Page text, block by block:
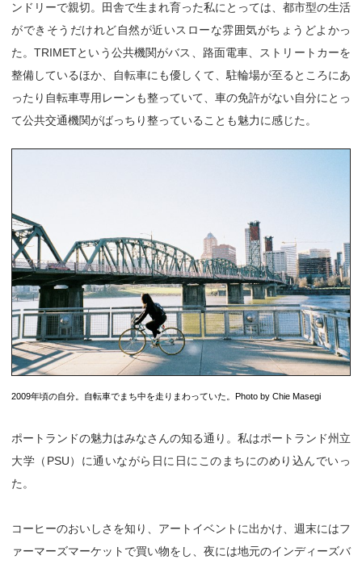
ンドリーで親切。田舎で生まれ育った私にとっては、都市型の生活
ができそうだけれど自然が近いスローな雰囲気がちょうどよかっ
た。TRIMETという公共機関がバス、路面電車、ストリートカーを
整備しているほか、自転車にも優しくて、駐輪場が至るところにあ
ったり自転車専用レーンも整っていて、車の免許がない自分にとっ
て公共交通機関がばっちり整っていることも魅力に感じた。
2009年頃の自分。自転車でまち中を走りまわっていた。Photo by Chie Masegi
ポートランドの魅力はみなさんの知る通り。私はポートランド州立
大学（PSU）に通いながら日に日にこのまちにのめり込んでいっ
た。
コーヒーのおいしさを知り、アートイベントに出かけ、週末にはフ
ァーマーズマーケットで買い物をし、夜には地元のインディーズバ